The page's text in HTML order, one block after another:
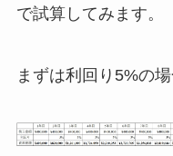
で試算してみます。
まずは利回り5%の